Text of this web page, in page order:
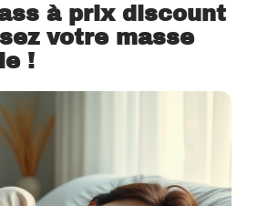
à prix discount
votre masse
!